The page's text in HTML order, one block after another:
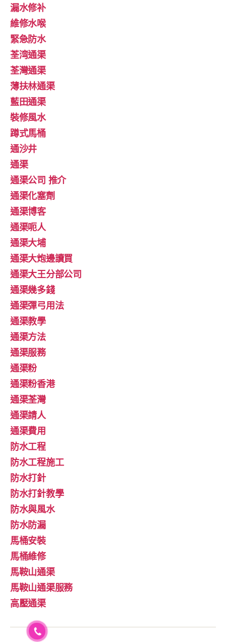
漏水修补
維修水喉
緊急防水
荃湾通渠
荃灣通渠
薄扶林通渠
藍田通渠
裝修風水
蹲式馬桶
通沙井
通渠
通渠公司 推介
通渠化塞劑
通渠博客
通渠呃人
通渠大埔
通渠大炮邊讀買
通渠大王分部公司
通渠幾多錢
通渠彈弓用法
通渠教學
通渠方法
通渠服務
通渠粉
通渠粉香港
通渠荃灣
通渠請人
通渠費用
防水工程
防水工程施工
防水打針
防水打針教學
防水與風水
防水防漏
馬桶安裝
馬桶維修
馬鞍山通渠
馬鞍山通渠服務
高壓通渠